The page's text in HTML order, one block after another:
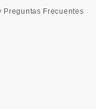
Preguntas Frecuentes